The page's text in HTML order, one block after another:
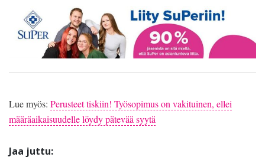
Lue myös: Perusteet tiskiin! Työsopimus on vakituinen, ellei
määräaikaisuudelle löydy pätevää syytä